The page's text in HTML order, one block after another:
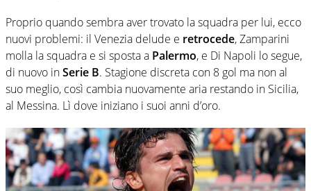
Proprio quando sembra aver trovato la squadra per lui, ecco
nuovi problemi: il Venezia delude e retrocede, Zamparini
molla la squadra e si sposta a Palermo, e Di Napoli lo segue,
di nuovo inSerie B. Stagione discreta con 8 gol ma non al
suo meglio, così cambia nuovamente aria restando in Sicilia,
al Messina. Lì dove iniziano i suoi anni d’oro.